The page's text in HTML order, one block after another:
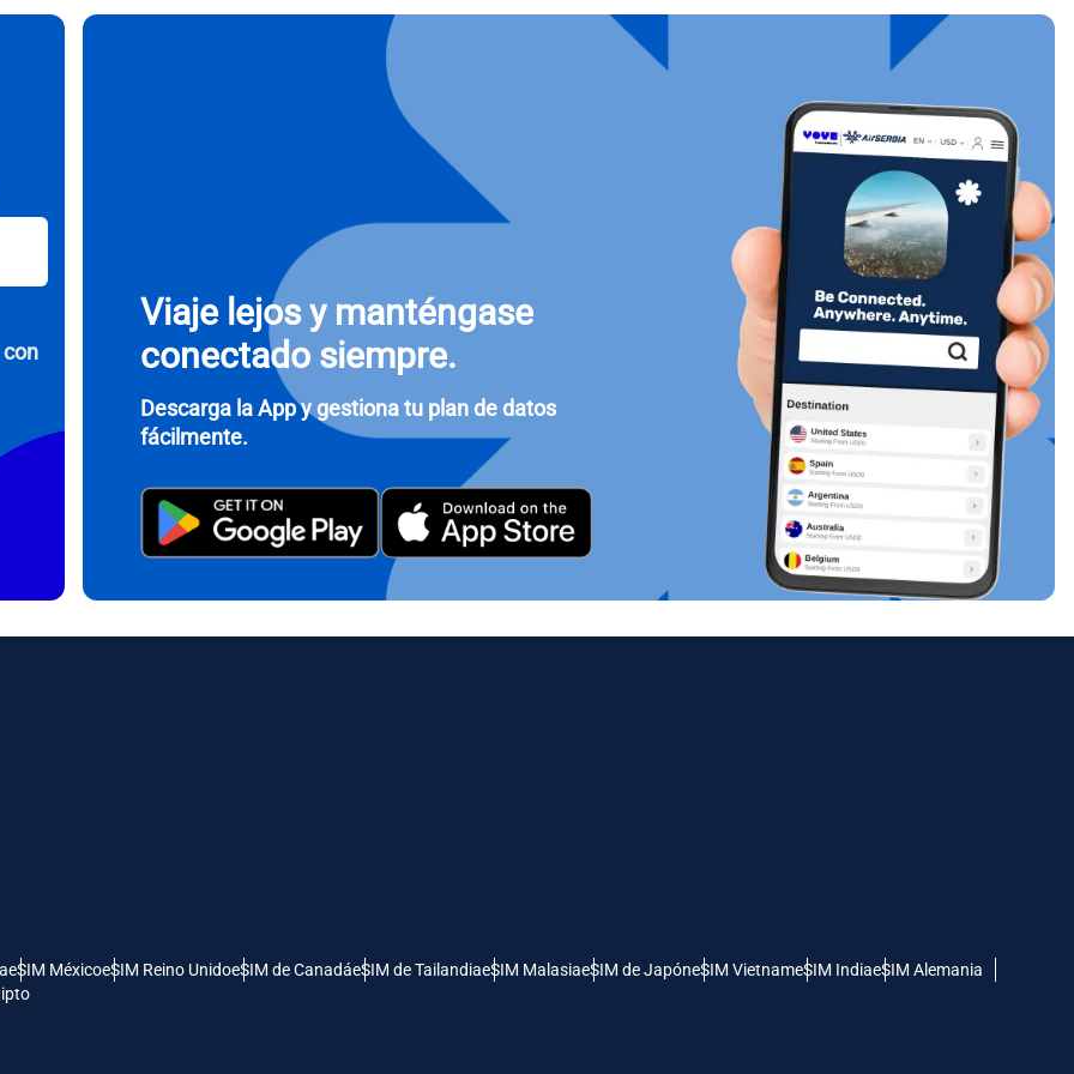
con
Viaje lejos y manténgase
conectado siempre.
Descarga la App y gestiona tu plan de datos
fácilmente.
eSIM MéxicoeSIM Reino UnidoeSIM de CanadáeSIM de TailandiaeSIM MalasiaeSIM de JapóneSIM VietnameSIM IndiaeSIM Alemania
Cerrar ventana emergente
Español
简体中文
العربية
עברית
TWD - Nuevo Dólar Taiwanés
Yen Japonés EUR - Euro
- Baht Tailandés PHP - Peso Filipino
AUD - Dólar Australiano